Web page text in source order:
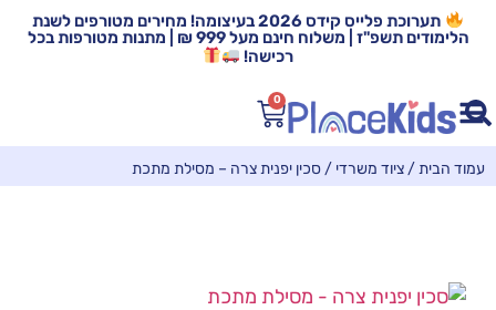
תערוכת פלייס קידס 2026 בעיצומה! מחירים מטורפים לשנת
הלימודים תשפ"ז | משלוח חינם מעל 999 ₪ | מתנות מטורפות בכל
רכישה!
0
עמוד הבית/ ציוד משרדי / סכין יפנית צרה – מסילת מתכת